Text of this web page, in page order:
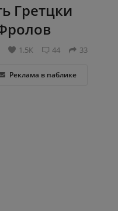
Гретцки
33
44
1.5К
Реклама в паблике